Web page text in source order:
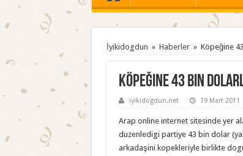
İyikidogdun » Haberler » Köpeğine
Köpeğine 43 Bin
iyikidogdun.net 19 Mart 2011
Arap online internet sitesinde yer
duzenledigi partiye 43 bin dolar
arkadaşini kopekleriyle birlikte